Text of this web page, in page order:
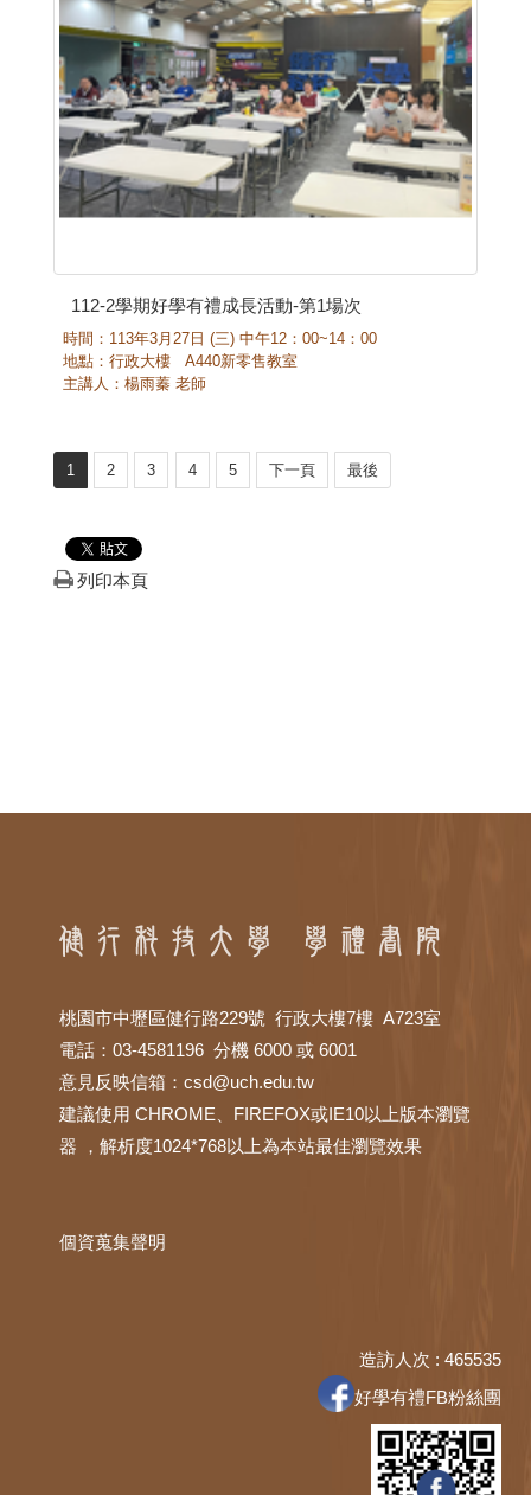
112-2學期好學有禮成長活動-第1場次
時間：113年3月27日 (三) 中午12：00~14：00
地點：行政大樓 A440新零售教室
主講人：楊雨蓁 老師
1 2 3 4 5 下一頁 最後
列印本頁
桃園市中壢區健行路229號 行政大樓7樓 A723室
電話：03-4581196 分機 6000 或 6001
意見反映信箱： csd@uch.edu.tw
建議使用 CHROME、FIREFOX或IE10以上版本瀏覽
器 ，解析度1024*768以上為本站最佳瀏覽效果
個資蒐集聲明
造訪人次 : 465535
好學有禮FB粉絲團